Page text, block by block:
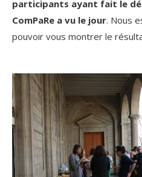
participants ayant fait le
ComPaRe a vu le jour. Nous
pouvoir vous montrer le